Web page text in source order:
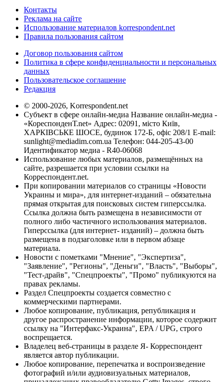
Контакты
Реклама на сайте
Использование материалов korrespondent.net
Правила пользования сайтом
Договор пользования сайтом
Политика в сфере конфиденциальности и персональных
данных
Пользовательское соглашение
Редакция
© 2000-2026, Korrespondent.net
Субъект в сфере онлайн-медиа Название онлайн-медиа -
«КореспонденТ.net» Адрес: 02091, місто Київ,
ХАРКІВСЬКЕ ШОСЕ, будинок 172-Б, офіс 208/1 E-mail:
sunlight@mediadim.com.ua Телефон: 044-205-43-00
Идентификатор медиа - R40-06068
Использование любых материалов, размещённых на
сайте, разрешается при условии ссылки на
Корреспондент.net.
При копировании материалов со страницы «Новости
Украины и мира», для интернет-изданий – обязательна
прямая открытая для поисковых систем гиперссылка.
Ссылка должна быть размещена в независимости от
полного либо частичного использования материалов.
Гиперссылка (для интернет- изданий) – должна быть
размещена в подзаголовке или в первом абзаце
материала.
Новости с пометками "Мнение", "Экспертиза",
"Заявление", "Регионы", "Деньги", "Власть", "Выборы",
"Тест-драйв", "Спецпроекты", "Промо" публикуются на
правах рекламы.
Раздел Спецпроекты создается совместно с
коммерческими партнерами.
Любое копирование, публикация, републикация и
другое распространение информации, которое содержит
ссылку на "Интерфакс-Украина", EPA / UPG, строго
воспрещается.
Владелец веб-страницы в разделе Я- Корреспондент
является автор публикации.
Любое копирование, перепечатка и воспроизведение
фотографий и/или аудиовизуальных материалов,